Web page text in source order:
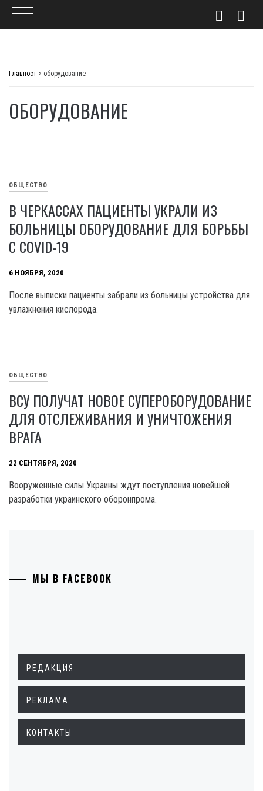
Главпост > оборудование
ОБОРУДОВАНИЕ
ОБЩЕСТВО
В ЧЕРКАССАХ ПАЦИЕНТЫ УКРАЛИ ИЗ
БОЛЬНИЦЫ ОБОРУДОВАНИЕ ДЛЯ БОРЬБЫ
С COVID-19
6 НОЯБРЯ, 2020
После выписки пациенты забрали из больницы устройства для
увлажнения кислорода.
ОБЩЕСТВО
ВСУ ПОЛУЧАТ НОВОЕ СУПЕРОБОРУДОВАНИЕ
ДЛЯ ОТСЛЕЖИВАНИЯ И УНИЧТОЖЕНИЯ
ВРАГА
22 СЕНТЯБРЯ, 2020
Вооруженные силы Украины ждут поступления новейшей
разработки украинского оборонпрома.
МЫ В FACEBOOK
РЕДАКЦИЯ
РЕКЛАМА
КОНТАКТЫ